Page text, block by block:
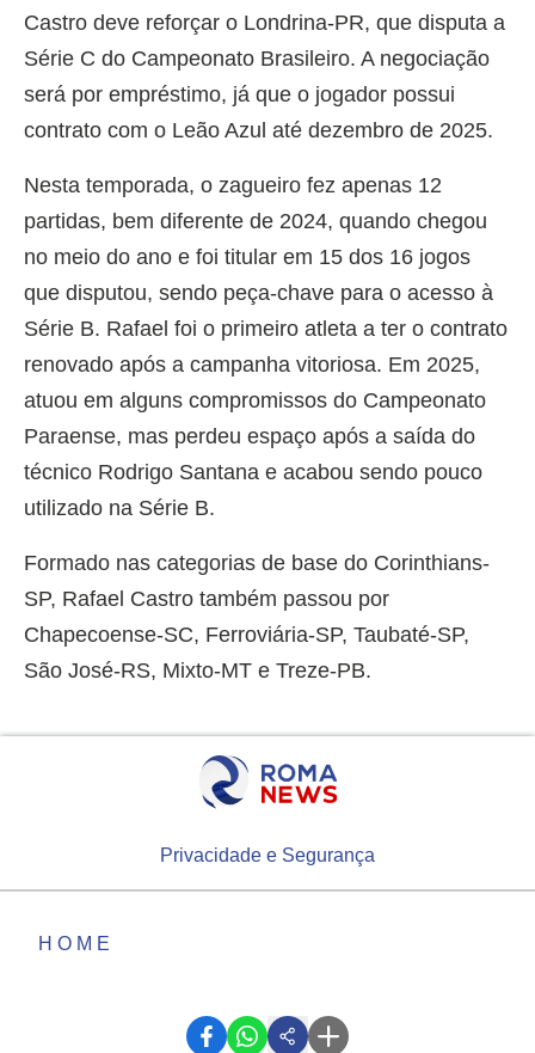
Castro deve reforçar o Londrina-PR, que disputa a
Série C do Campeonato Brasileiro. A negociação
será por empréstimo, já que o jogador possui
contrato com o Leão Azul até dezembro de 2025.
Nesta temporada, o zagueiro fez apenas 12
partidas, bem diferente de 2024, quando chegou
no meio do ano e foi titular em 15 dos 16 jogos
que disputou, sendo peça-chave para o acesso à
Série B. Rafael foi o primeiro atleta a ter o contrato
renovado após a campanha vitoriosa. Em 2025,
atuou em alguns compromissos do Campeonato
Paraense, mas perdeu espaço após a saída do
técnico Rodrigo Santana e acabou sendo pouco
utilizado na Série B.
Formado nas categorias de base do Corinthians-
SP, Rafael Castro também passou por
Chapecoense-SC, Ferroviária-SP, Taubaté-SP,
São José-RS, Mixto-MT e Treze-PB.
Privacidade e Segurança
HOME